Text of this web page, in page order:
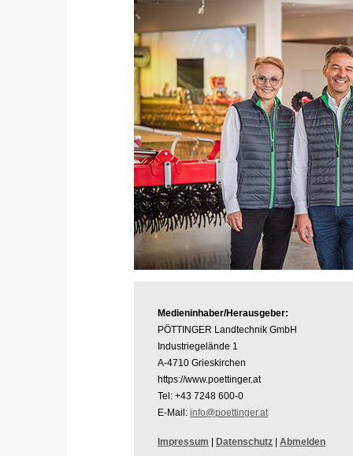
Medieninhaber/Herausgeber:
PÖTTINGER Landtechnik GmbH
Industriegelände 1
A-4710 Grieskirchen
https://www.poettinger.at
Tel: +43 7248 600-0
E-Mail: info@poettinger.at
Impressum Datenschutz Abmelden